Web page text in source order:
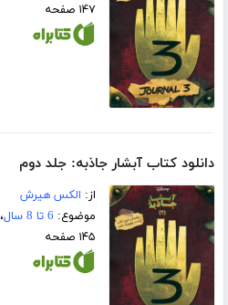
۱۴۷ صفحه
دانلود کتاب آبشار جاذبه: جلد دوم
از: الکس هیرش
موضوع: 6 تا 8 سال ،
۱۴۵ صفحه